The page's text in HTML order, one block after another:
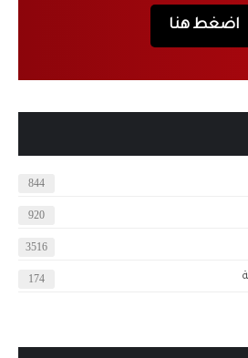
اضغط هنا
844
920
3516
174